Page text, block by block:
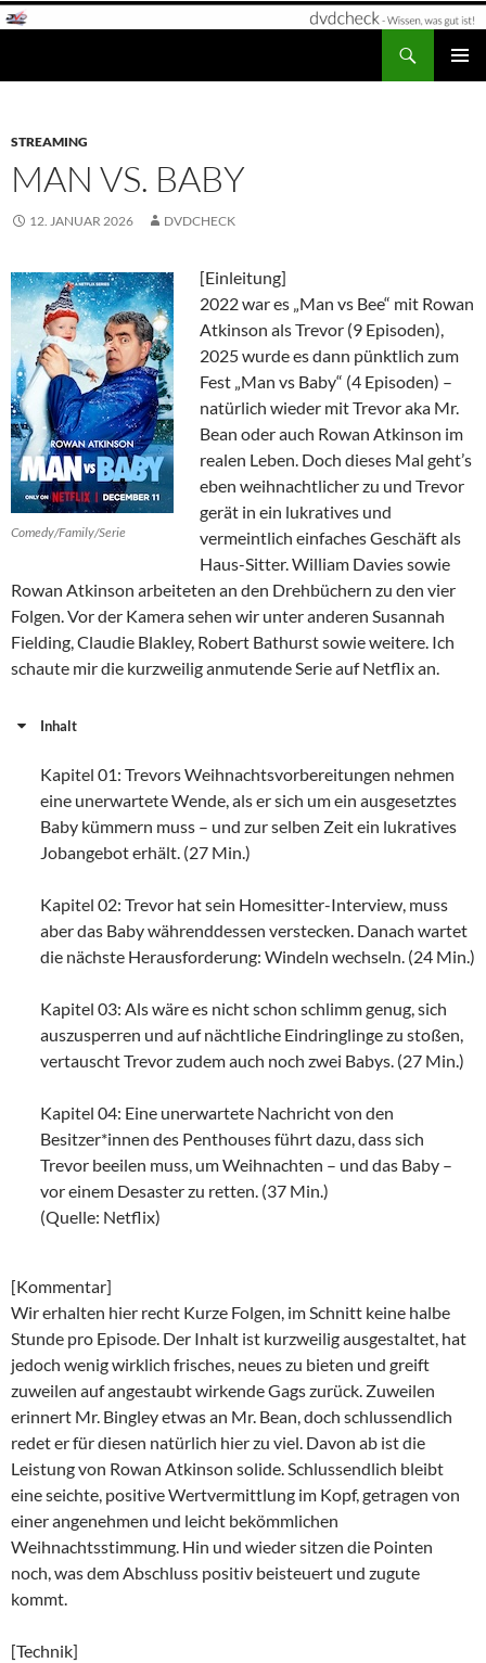
Zum
STREAMING
MAN VS. BABY
12. JANUAR 2026 DVDCHECK
Comedy/Family/Serie
[Einleitung]
2022 war es „Man vs Bee“ mit Rowan
Atkinson als Trevor (9 Episoden),
2025 wurde es dann pünktlich zum
Fest „Man vs Baby“ (4 Episoden) –
natürlich wieder mit Trevor aka Mr.
Bean oder auch Rowan Atkinson im
realen Leben. Doch dieses Mal geht’s
eben weihnachtlicher zu und Trevor
gerät in ein lukratives und
vermeintlich einfaches Geschäft als
Haus-Sitter. William Davies sowie
Rowan Atkinson arbeiteten an den Drehbüchern zu den vier
Folgen. Vor der Kamera sehen wir unter anderen Susannah
Fielding, Claudie Blakley, Robert Bathurst sowie weitere. Ich
schaute mir die kurzweilig anmutende Serie auf Netflix an.
Inhalt
Kapitel 01: Trevors Weihnachtsvorbereitungen nehmen
eine unerwartete Wende, als er sich um ein ausgesetztes
Baby kümmern muss – und zur selben Zeit ein lukratives
Jobangebot erhält. (27 Min.)
Kapitel 02: Trevor hat sein Homesitter-Interview, muss
aber das Baby währenddessen verstecken. Danach wartet
die nächste Herausforderung: Windeln wechseln. (24 Min.)
Kapitel 03: Als wäre es nicht schon schlimm genug, sich
auszusperren und auf nächtliche Eindringlinge zu stoßen,
vertauscht Trevor zudem auch noch zwei Babys. (27 Min.)
Kapitel 04: Eine unerwartete Nachricht von den
Besitzer*innen des Penthouses führt dazu, dass sich
Trevor beeilen muss, um Weihnachten – und das Baby –
vor einem Desaster zu retten. (37 Min.)
(Quelle: Netflix)
[Kommentar]
Wir erhalten hier recht Kurze Folgen, im Schnitt keine halbe
Stunde pro Episode. Der Inhalt ist kurzweilig ausgestaltet, hat
jedoch wenig wirklich frisches, neues zu bieten und greift
zuweilen auf angestaubt wirkende Gags zurück. Zuweilen
erinnert Mr. Bingley etwas an Mr. Bean, doch schlussendlich
redet er für diesen natürlich hier zu viel. Davon ab ist die
Leistung von Rowan Atkinson solide. Schlussendlich bleibt
eine seichte, positive Wertvermittlung im Kopf, getragen von
einer angenehmen und leicht bekömmlichen
Weihnachtsstimmung. Hin und wieder sitzen die Pointen
noch, was dem Abschluss positiv beisteuert und zugute
kommt.
[Technik]